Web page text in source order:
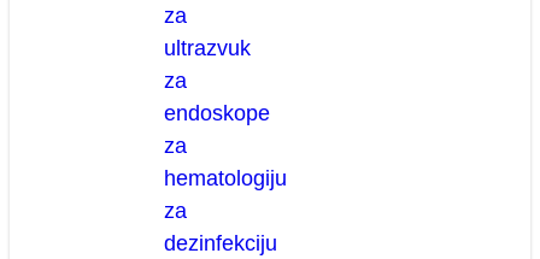
za
ultrazvuk
za
endoskope
za
hematologiju
za
dezinfekciju